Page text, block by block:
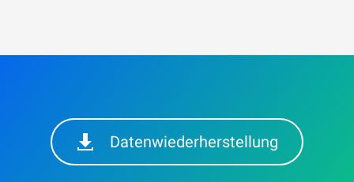
Datenwiederherstellung